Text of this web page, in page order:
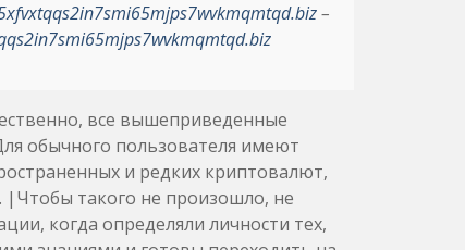
–
все вышеприведенные
обычного пользователя имеют
и редких криптовалют,
|Чтобы такого не произошло, не
когда определяли личности тех,